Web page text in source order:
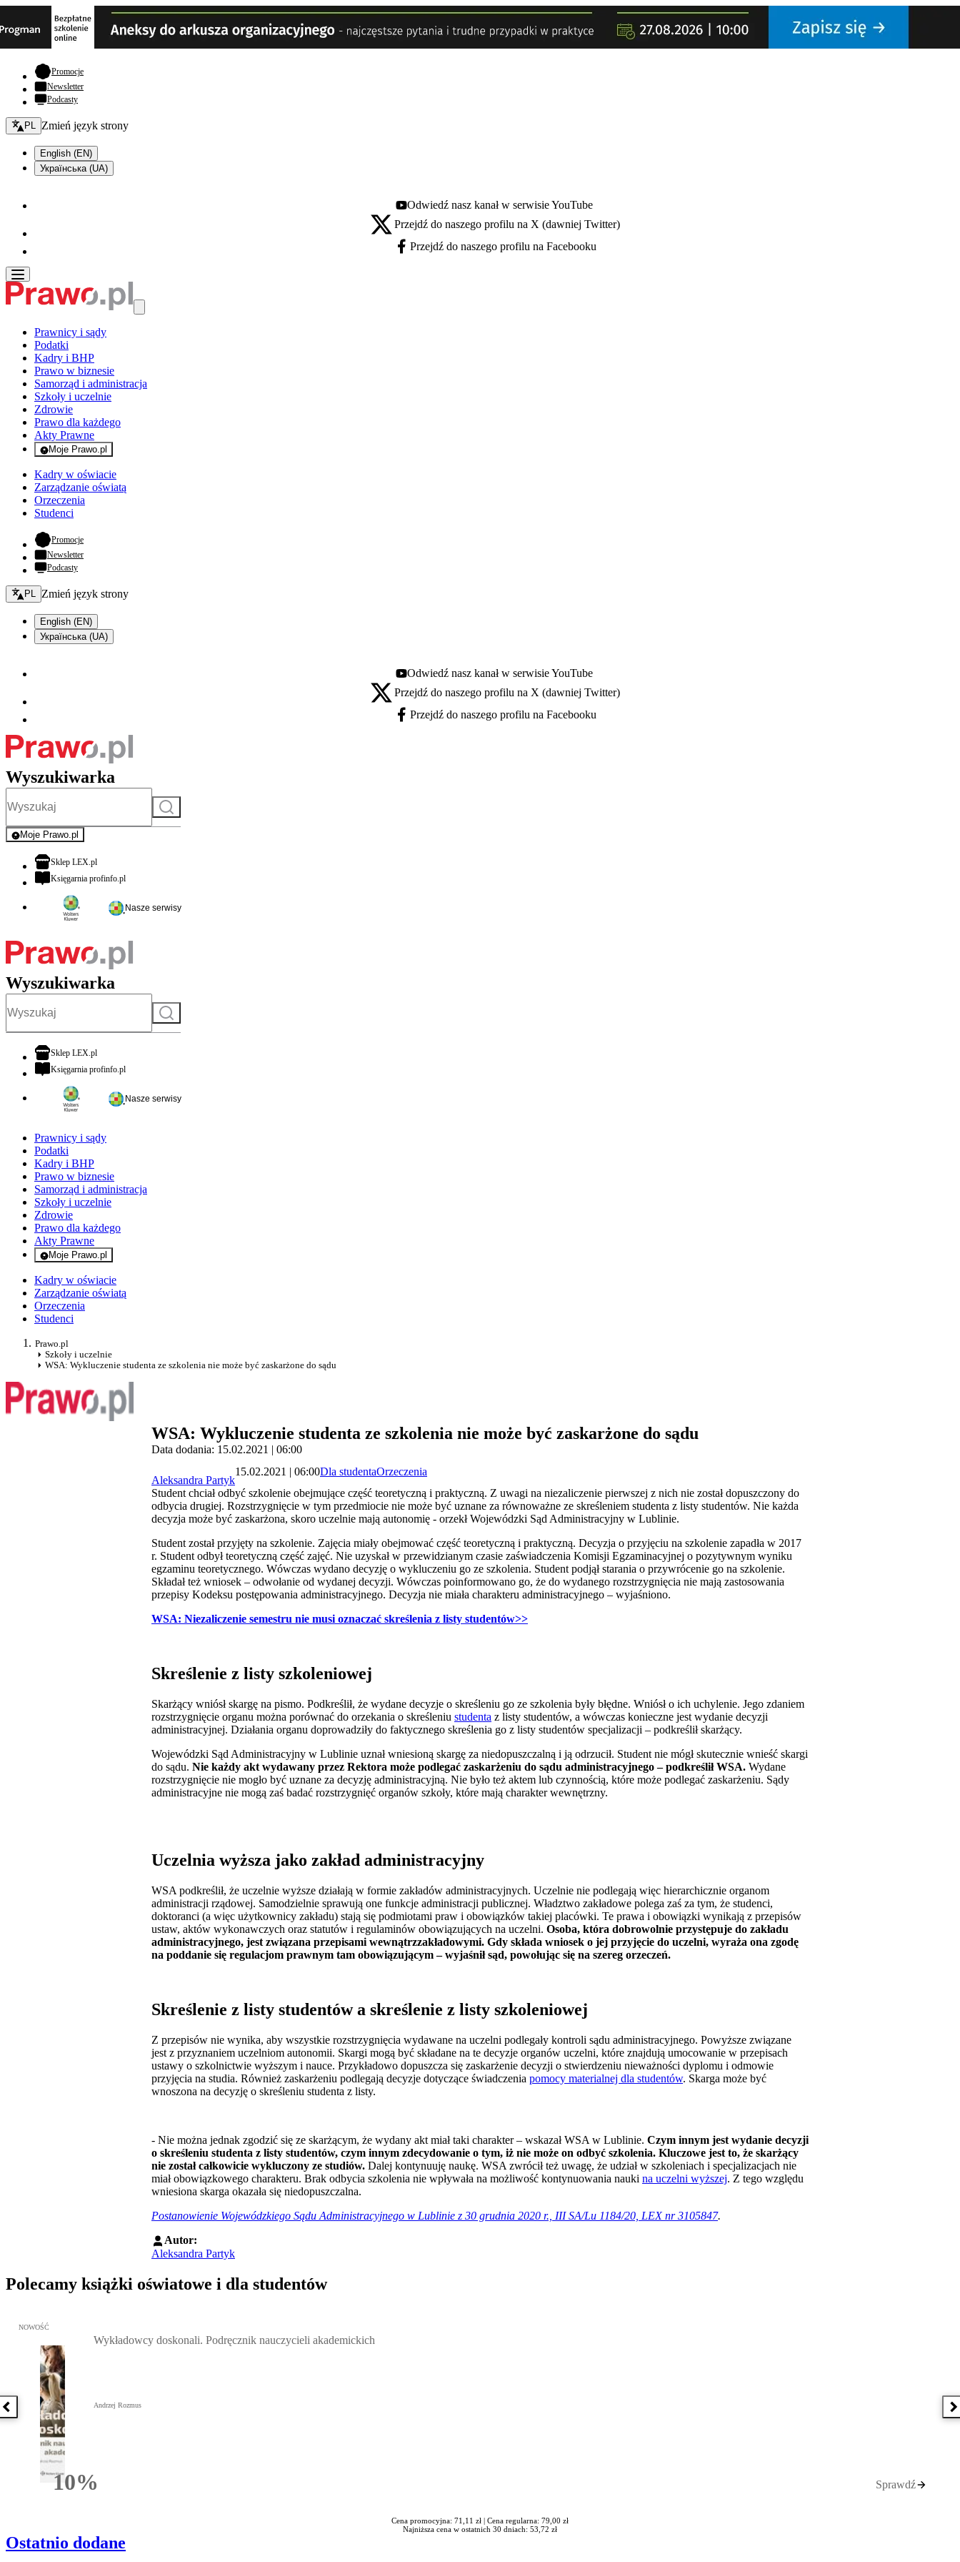
Promocje- otwiera się w nowej karcie
Newsletter
Podcasty
Zmień język - bieżący:
PL Zmień język strony
English (EN)
Українська (UA)
Youtube - otwiera się w nowej karcie
Odwiedź nasz kanał w serwisie YouTube
X - otwiera się w nowej karcie
Przejdź do naszego profilu na X (dawniej Twitter)
Facebook - otwiera się w nowej karcie
Przejdź do naszego profilu na Facebooku
Prawnicy i sądy
Podatki
Kadry i BHP
Prawo w biznesie
Samorząd i administracja
Szkoły i uczelnie
Zdrowie
Prawo dla każdego
Akty Prawne
Moje Prawo.pl
- rejestracja i logowanie do serwisu
Kadry w oświacie
Zarządzanie oświatą
Orzeczenia
Studenci
Promocje- otwiera się w nowej karcie
Newsletter
Podcasty
Zmień język - bieżący:
PL Zmień język strony
English (EN)
Українська (UA)
Youtube - otwiera się w nowej karcie
Odwiedź nasz kanał w serwisie YouTube
X - otwiera się w nowej karcie
Przejdź do naszego profilu na X (dawniej Twitter)
Facebook - otwiera się w nowej karcie
Przejdź do naszego profilu na Facebooku
Wyszukiwarka
Szukaj
Moje Prawo.pl
- rejestracja i logowanie do serwisu
Sklep LEX.plotwiera się w nowej karcie
Księgarnia profinfo.plotwiera się w nowej karcie
Nasze serwisy
Wyszukiwarka
Szukaj
Sklep LEX.plotwiera się w nowej karcie
Księgarnia profinfo.plotwiera się w nowej karcie
Nasze serwisy
Prawnicy i sądy
Podatki
Kadry i BHP
Prawo w biznesie
Samorząd i administracja
Szkoły i uczelnie
Zdrowie
Prawo dla każdego
Akty Prawne
Moje Prawo.pl
- rejestracja i logowanie do serwisu
Kadry w oświacie
Zarządzanie oświatą
Orzeczenia
Studenci
Prawo.pl
Szkoły i uczelnie
WSA: Wykluczenie studenta ze szkolenia nie może być zaskarżone do sądu
WSA: Wykluczenie studenta ze szkolenia nie może być zaskarżone do sądu
Data dodania: 15.02.2021 | 06:00
Aleksandra Partyk
15.02.2021 | 06:00Dla studentaOrzeczenia
Student chciał odbyć szkolenie obejmujące część teoretyczną i praktyczną. Z uwagi na niezaliczenie pierwszej z nich nie został dopuszczony do
odbycia drugiej. Rozstrzygnięcie w tym przedmiocie nie może być uznane za równoważne ze skreśleniem studenta z listy studentów. Nie każda
decyzja może być zaskarżona, skoro uczelnie mają autonomię - orzekł Wojewódzki Sąd Administracyjny w Lublinie.
Student został przyjęty na szkolenie. Zajęcia miały obejmować część teoretyczną i praktyczną. Decyzja o przyjęciu na szkolenie zapadła w 2017
r. Student odbył teoretyczną część zajęć. Nie uzyskał w przewidzianym czasie zaświadczenia Komisji Egzaminacyjnej o pozytywnym wyniku
egzaminu teoretycznego. Wówczas wydano decyzję o wykluczeniu go ze szkolenia. Student podjął starania o przywrócenie go na szkolenie.
Składał też wniosek – odwołanie od wydanej decyzji. Wówczas poinformowano go, że do wydanego rozstrzygnięcia nie mają zastosowania
przepisy Kodeksu postępowania administracyjnego. Decyzja nie miała charakteru administracyjnego – wyjaśniono.
WSA: Niezaliczenie semestru nie musi oznaczać skreślenia z listy studentów>>
Skreślenie z listy szkoleniowej
Skarżący wniósł skargę na pismo. Podkreślił, że wydane decyzje o skreśleniu go ze szkolenia były błędne. Wniósł o ich uchylenie. Jego zdaniem
rozstrzygnięcie organu można porównać do orzekania o skreśleniu studenta z listy studentów, a wówczas konieczne jest wydanie decyzji
administracyjnej. Działania organu doprowadziły do faktycznego skreślenia go z listy studentów specjalizacji – podkreślił skarżący.
Wojewódzki Sąd Administracyjny w Lublinie uznał wniesioną skargę za niedopuszczalną i ją odrzucił. Student nie mógł skutecznie wnieść skargi
do sądu. Nie każdy akt wydawany przez Rektora może podlegać zaskarżeniu do sądu administracyjnego – podkreślił WSA. Wydane
rozstrzygnięcie nie mogło być uznane za decyzję administracyjną. Nie było też aktem lub czynnością, które może podlegać zaskarżeniu. Sądy
administracyjne nie mogą zaś badać rozstrzygnięć organów szkoły, które mają charakter wewnętrzny.
Uczelnia wyższa jako zakład administracyjny
WSA podkreślił, że uczelnie wyższe działają w formie zakładów administracyjnych. Uczelnie nie podlegają więc hierarchicznie organom
administracji rządowej. Samodzielnie sprawują one funkcje administracji publicznej. Władztwo zakładowe polega zaś za tym, że studenci,
doktoranci (a więc użytkownicy zakładu) stają się podmiotami praw i obowiązków takiej placówki. Te prawa i obowiązki wynikają z przepisów
ustaw, aktów wykonawczych oraz statutów i regulaminów obowiązujących na uczelni. Osoba, która dobrowolnie przystępuje do zakładu
administracyjnego, jest związana przepisami wewnątrzzakładowymi. Gdy składa wniosek o jej przyjęcie do uczelni, wyraża ona zgodę
na poddanie się regulacjom prawnym tam obowiązującym – wyjaśnił sąd, powołując się na szereg orzeczeń.
Skreślenie z listy studentów a skreślenie z listy szkoleniowej
Z przepisów nie wynika, aby wszystkie rozstrzygnięcia wydawane na uczelni podlegały kontroli sądu administracyjnego. Powyższe związane
jest z przyznaniem uczelniom autonomii. Skargi mogą być składane na te decyzje organów uczelni, które znajdują umocowanie w przepisach
ustawy o szkolnictwie wyższym i nauce. Przykładowo dopuszcza się zaskarżenie decyzji o stwierdzeniu nieważności dyplomu i odmowie
przyjęcia na studia. Również zaskarżeniu podlegają decyzje dotyczące świadczenia pomocy materialnej dla studentów. Skarga może być
wnoszona na decyzję o skreśleniu studenta z listy.
- Nie można jednak zgodzić się ze skarżącym, że wydany akt miał taki charakter – wskazał WSA w Lublinie. Czym innym jest wydanie decyzji
o skreśleniu studenta z listy studentów, czym innym zdecydowanie o tym, iż nie może on odbyć szkolenia. Kluczowe jest to, że skarżący
nie został całkowicie wykluczony ze studiów. Dalej kontynuuję naukę. WSA zwrócił też uwagę, że udział w szkoleniach i specjalizacjach nie
miał obowiązkowego charakteru. Brak odbycia szkolenia nie wpływała na możliwość kontynuowania nauki na uczelni wyższej. Z tego względu
wniesiona skarga okazała się niedopuszczalna.
Postanowienie Wojewódzkiego Sądu Administracyjnego w Lublinie z 30 grudnia 2020 r., III SA/Lu 1184/20, LEX nr 3105847.
Autor:
Aleksandra Partyk
Polecamy książki oświatowe i dla studentów
Poprzednia książka
Przejdź do: Wykładowcy doskonali. Podręcznik nauczycieli akademickich, Andrzej Rozmus - otwiera się w nowym oknie
NOWOŚĆ
10%Rabatu
Wykładowcy doskonali. Podręcznik nauczycieli akademickich
Andrzej Rozmus
Sprawdź
Cena promocyjna: 71,11 zł | Cena regularna: 79,00 zł
Najniższa cena w ostatnich 30 dniach: 53,72 zł
Ostatnio dodane